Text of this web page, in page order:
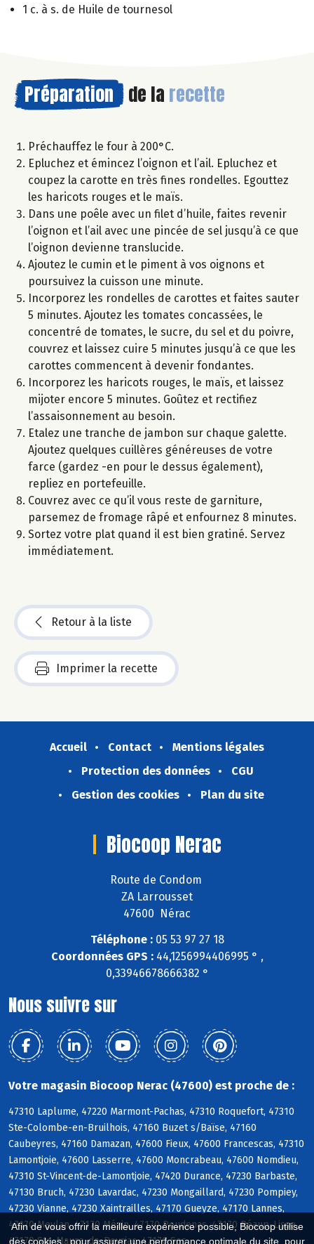
Afin de vous offrir la meilleure expérience possible, Biocoop utilise
des cookies : pour assurer une performance optimale du site, pour
1 c. à s. de Huile de tournesol
Préparation de la recette
Préchauffez le four à 200°C.
Epluchez et émincez l’oignon et l’ail. Epluchez et
coupez la carotte en très fines rondelles. Egouttez
les haricots rouges et le maïs.
Dans une poêle avec un filet d’huile, faites revenir
l’oignon et l’ail avec une pincée de sel jusqu’à ce que
l’oignon devienne translucide.
Ajoutez le cumin et le piment à vos oignons et
poursuivez la cuisson une minute.
Incorporez les rondelles de carottes et faites sauter
5 minutes. Ajoutez les tomates concassées, le
concentré de tomates, le sucre, du sel et du poivre,
couvrez et laissez cuire 5 minutes jusqu’à ce que les
carottes commencent à devenir fondantes.
Incorporez les haricots rouges, le maïs, et laissez
mijoter encore 5 minutes. Goûtez et rectifiez
l’assaisonnement au besoin.
Etalez une tranche de jambon sur chaque galette.
Ajoutez quelques cuillères généreuses de votre
farce (gardez -en pour le dessus également),
repliez en portefeuille.
Couvrez avec ce qu’il vous reste de garniture,
parsemez de fromage râpé et enfournez 8 minutes.
Sortez votre plat quand il est bien gratiné. Servez
immédiatement.
Retour à la liste
Imprimer la recette
Accueil Contact
Mentions légales
Protection des données
CGU
Gestion des cookies
Plan du site
Biocoop Nerac
Route de Condom
ZA Larrousset
47600 Nérac
Téléphone :05 53 97 27 18
Coordonnées GPS :44,1256994406995 ° ,
0,33946678666382 °
Nous suivre sur
Votre magasin Biocoop Nerac (47600) est proche de :
47310 Laplume, 47220 Marmont-Pachas, 47310 Roquefort, 47310
Ste-Colombe-en-Bruilhois, 47160 Buzet s/Baïse, 47160
Caubeyres, 47160 Damazan, 47600 Fieux, 47600 Francescas, 47310
Lamontjoie, 47600 Lasserre, 47600 Moncrabeau, 47600 Nomdieu,
47310 St-Vincent-de-Lamontjoie, 47420 Durance, 47230 Barbaste,
47130 Bruch, 47230 Lavardac, 47230 Mongaillard, 47230 Pompiey,
47230 Vianne, 47230 Xaintrailles, 47170 Gueyze, 47170 Lannes,
47170 Meylan, 47170 Mézin, 47170 Poudenas, 47170 Réaup-Lisse,
47170 Ste-Maure-de-Peyriac, 47170 Sos